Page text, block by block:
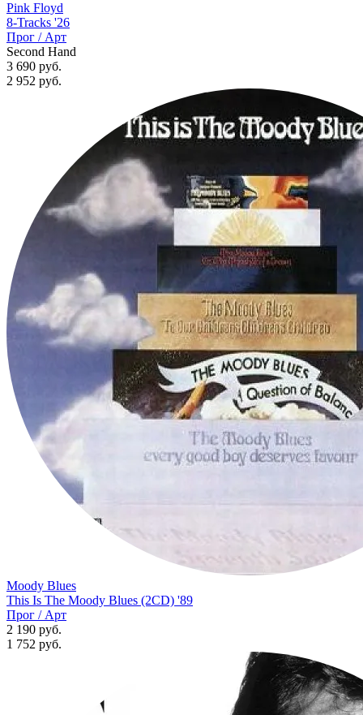
Pink Floyd
8-Tracks '26
Прог / Арт
Second Hand
3 690 руб.
2 952 руб.
Moody Blues
This Is The Moody Blues (2CD) '89
Прог / Арт
2 190 руб.
1 752 руб.